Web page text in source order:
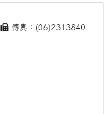
傳真：(06)2313840